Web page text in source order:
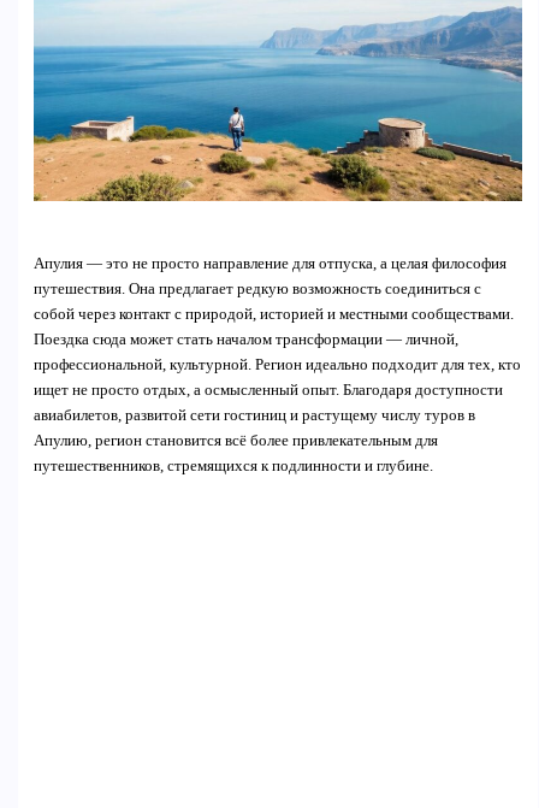
Апулия — это не просто направление для отпуска, а целая философия
путешествия. Она предлагает редкую возможность соединиться с
собой через контакт с природой, историей и местными сообществами.
Поездка сюда может стать началом трансформации — личной,
профессиональной, культурной. Регион идеально подходит для тех, кто
ищет не просто отдых, а осмысленный опыт. Благодаря доступности
авиабилетов, развитой сети гостиниц и растущему числу туров в
Апулию, регион становится всё более привлекательным для
путешественников, стремящихся к подлинности и глубине.